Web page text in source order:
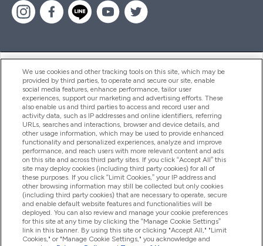
ヘルプ＆ガイド
商品について
会社概要
特典＆ポイント
2026 The Hut.com Ltd
We use cookies and other tracking tools on this site, which may be
provided by third parties, to operate and secure our site, enable
social media features, enhance performance, tailor user
experiences, support our marketing and advertising efforts. These
also enable us and third parties to access and record user and
activity data, such as IP addresses and online identifiers, referring
URLs, searches and interactions, browser and device details, and
other usage information, which may be used to provide enhanced
functionality and personalized experiences, analyze and improve
performance, and reach users with more relevant content and ads
on this site and across third party sites. If you click “Accept All” this
site may deploy cookies (including third party cookies) for all of
these purposes. If you click “Limit Cookies,” your IP address and
other browsing information may still be collected but only cookies
(including third party cookies) that are necessary to operate, secure
and enable default website features and functionalities will be
deployed. You can also review and manage your cookie preferences
for this site at any time by clicking the “Manage Cookie Settings”
link in this banner. By using this site or clicking "Accept All," "Limit
Cookies," or "Manage Cookie Settings," you acknowledge and